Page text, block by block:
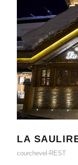
LA
courchevel-REST